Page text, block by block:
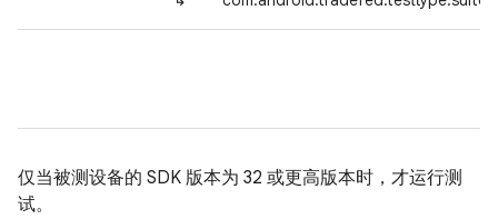
仅当被测设备的 SDK 版本为 32 或更高版本时，才运行测
试。